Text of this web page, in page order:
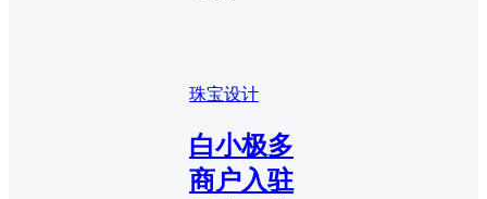
珠宝设计
白小极多
商户入驻